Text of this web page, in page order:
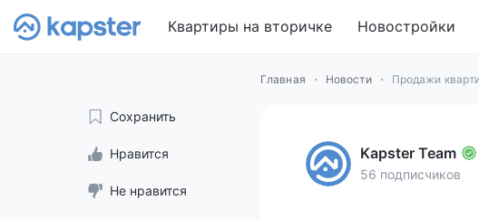
Квартиры на вторичке Новостройки
Главная Новости Продажи
Сохранить
Нравится
Не нравится
Kapster Team
56 подписчиков